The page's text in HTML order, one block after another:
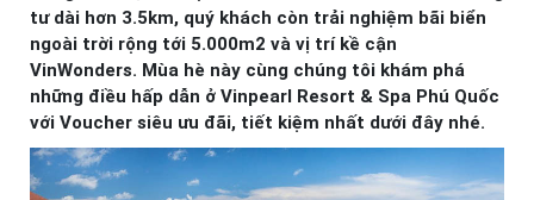
tư dài hơn 3.5km, quý khách còn trải nghiệm bãi biển
ngoài trời rộng tới 5.000m2 và vị trí kề cận
VinWonders. Mùa hè này cùng chúng tôi khám phá
những điều hấp dẫn ở Vinpearl Resort & Spa Phú Quốc
với Voucher siêu ưu đãi, tiết kiệm nhất dưới đây nhé.